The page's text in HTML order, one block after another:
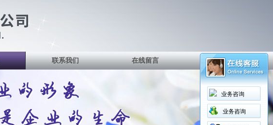
业务咨询
业务咨询
联系我们 在线留言